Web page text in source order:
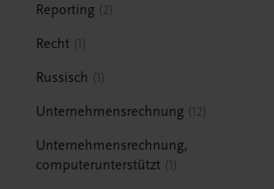
Reporting 2
Recht 1
Russisch 1
Unternehmensrechnung 12
Unternehmensrechnung,
computerunterstützt 1